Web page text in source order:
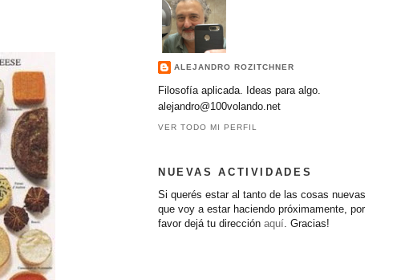
ALEJANDRO ROZITCHNER
Filosofía aplicada. Ideas para algo.
alejandro@100volando.net
VER TODO MI PERFIL
NUEVAS ACTIVIDADES
Si querés estar al tanto de las cosas nuevas
que voy a estar haciendo próximamente, por
favor dejá tu dirección aquí. Gracias!